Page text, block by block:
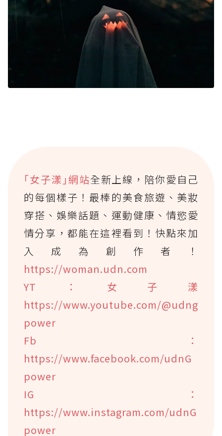
｢女子漾｣網站全新上線，陪你愛自己
的每個樣子！最棒的美食旅遊、美妝
穿搭、娛樂話題、運動健康、情慾愛
情分享，都能在這裡看到！快點來加
入成為創作者！
https://woman.udn.com
YT：女子漾
https://www.youtube.com/@udng
power
Fb：
https://www.facebook.com/udnG
power
IG：
https://www.instagram.com/udnG
power